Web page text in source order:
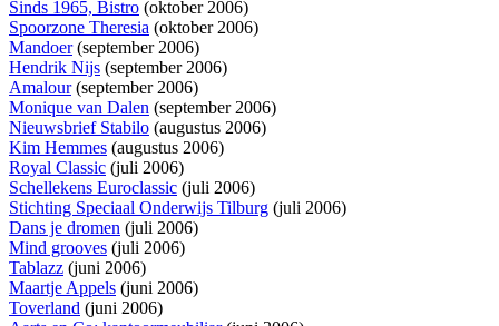
Sinds 1965, Bistro (oktober 2006)
Spoorzone Theresia (oktober 2006)
Mandoer(september 2006)
Hendrik Nijs (september 2006)
Amalour(september 2006)
Monique van Dalen (september 2006)
Nieuwsbrief Stabilo (augustus 2006)
Kim Hemmes (augustus 2006)
Royal Classic (juli 2006)
Schellekens Euroclassic (juli 2006)
Stichting Speciaal Onderwijs Tilburg (juli 2006)
Dans je dromen (juli 2006)
Mind grooves (juli 2006)
Tablazz (juni 2006)
Maartje Appels (juni 2006)
Toverland (juni 2006)